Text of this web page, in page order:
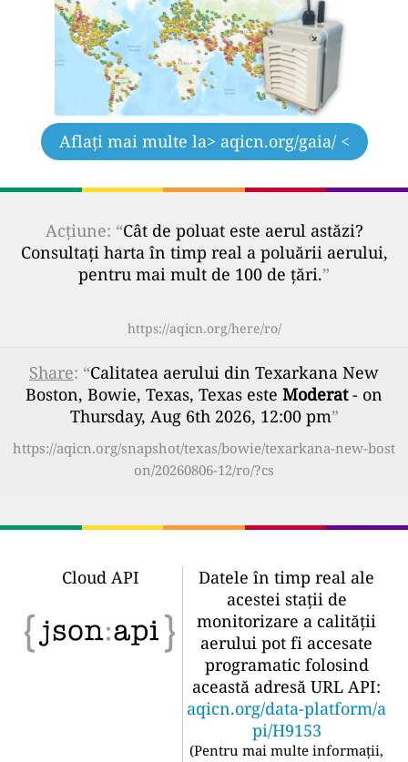
Aflați mai multe la> aqicn.org/gaia/ <
Acțiune: “Cât de poluat este aerul astăzi?
Consultați harta în timp real a poluării aerului,
pentru mai mult de 100 de țări.”
https://aqicn.org/here/ro/
Share: “Calitatea aerului din Texarkana New
Boston, Bowie, Texas, Texas este Moderat- on
Thursday, Aug 6th 2026, 12:00 pm”
https://aqicn.org/snapshot/texas/bowie/texarkana-new-bost
on/20260806-12/ro/?cs
Cloud API
Datele în timp real ale
acestei stații de
monitorizare a calității
aerului pot fi accesate
programatic folosind
această adresă URL API:
aqicn.org/data-platform/a
pi/H9153
(Pentru mai multe informații,